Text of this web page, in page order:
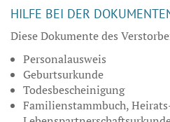
HILFE BEI DER
Diese Dokumente des
Personalausweis
Geburtsurkunde
Todesbescheinigung
Familienstammbuch,